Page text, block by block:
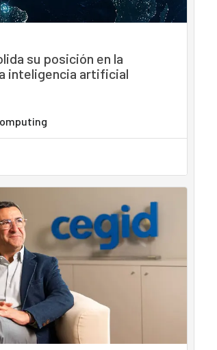
su posición en la
inteligencia artificial